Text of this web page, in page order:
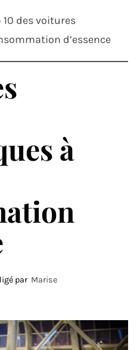
10 des voitures
d’essence
à
par Marise